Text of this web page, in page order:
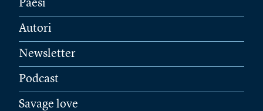
Paesi
Autori
Newsletter
Podcast
Savage love